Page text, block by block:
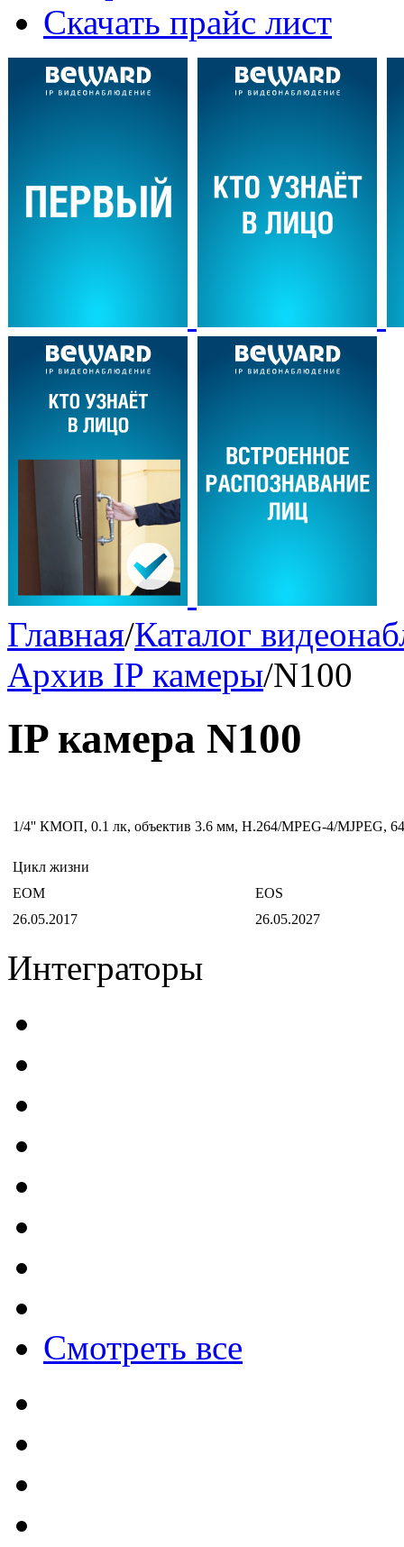
Скачать прайс лист
Главная/Каталог
Архив IP камеры/N100
IP камера N100
1/4'' КМОП, 0.1 лк, объектив 3.6 мм, H.264/MPEG-4/MJPEG,
Цикл жизни
EOM
EOS
26.05.2017
26.05.2027
Интеграторы
Смотреть все